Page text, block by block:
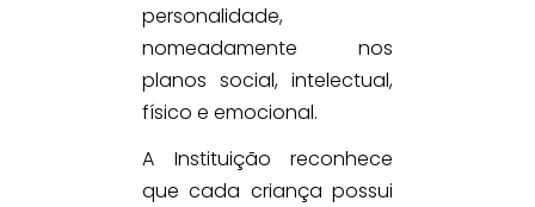
personalidade,
nomeadamente nos
planos social, intelectual,
físico e emocional.
A Instituição reconhece
que cada criança possui